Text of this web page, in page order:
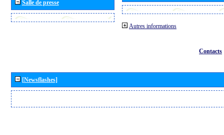
Salle de presse
Autres informations
Contacts
[Newsflashes]